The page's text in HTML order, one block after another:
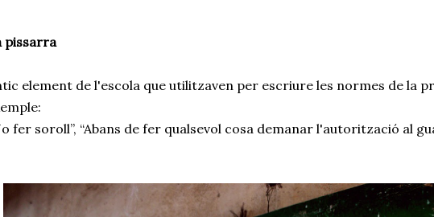
pissarra
element de l'escola que utilitzaven per escriure les normes de la
fer soroll”, “Abans de fer qualsevol cosa demanar l'autorització al